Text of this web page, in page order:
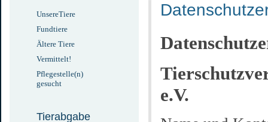
e.V.
UnsereTiere
Fundtiere
Ältere Tiere
Vermittelt!
Pflegestelle(n)
gesucht
Tierabgabe